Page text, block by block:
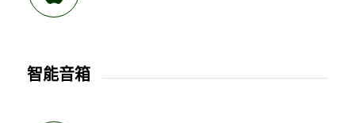
智能音箱